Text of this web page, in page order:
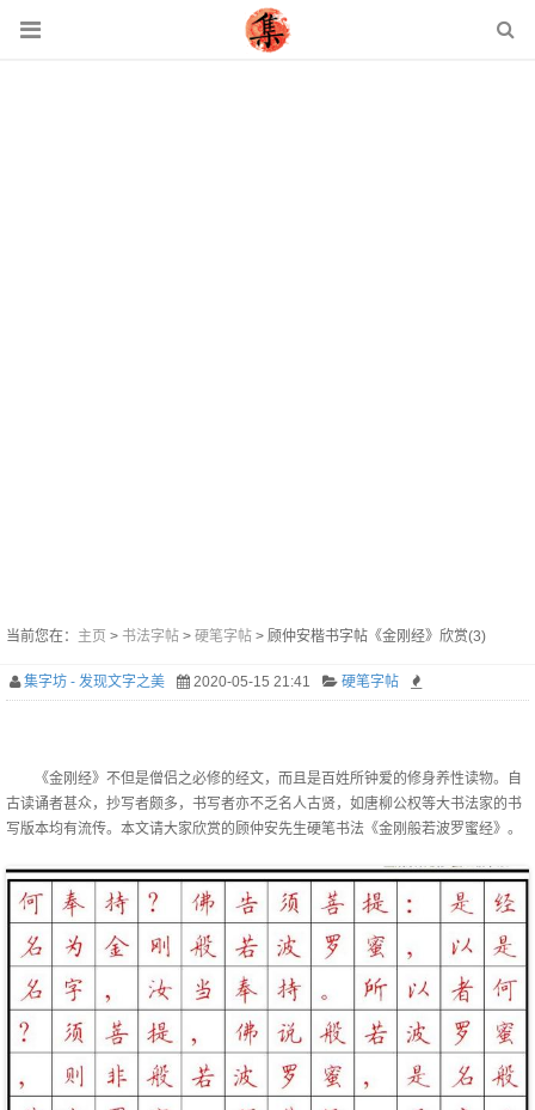
当前您在： 主页 > 书法字帖 > 硬笔字帖 > 顾仲安楷书字帖《金刚经》欣赏(3)
集字坊 - 发现文字之美 2020-05-15 21:41 硬笔字帖
《金刚经》不但是僧侣之必修的经文，而且是百姓所钟爱的修身养性读物。自
古读诵者甚众，抄写者颇多，书写者亦不乏名人古贤，如唐柳公权等大书法家的书
写版本均有流传。本文请大家欣赏的顾仲安先生硬笔书法《金刚般若波罗蜜经》。